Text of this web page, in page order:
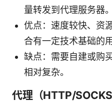
量转发到代理服务器。
优点：速度较快、资
合有一定技术基础的用
缺点：需要自建或购
相对复杂。
代理（HTTP/SOCKS